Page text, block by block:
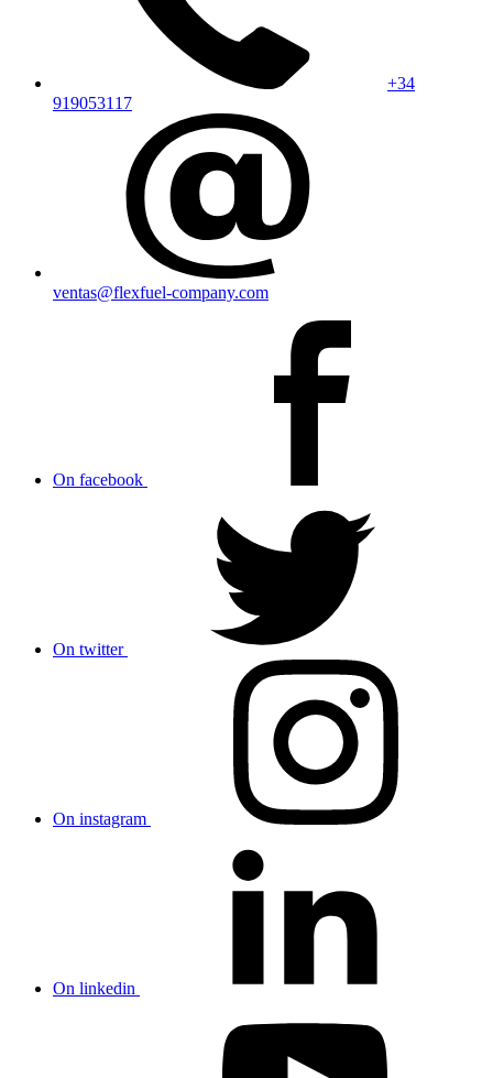
+34
919053117
ventas@flexfuel-company.com
On facebook
On twitter
On instagram
On linkedin